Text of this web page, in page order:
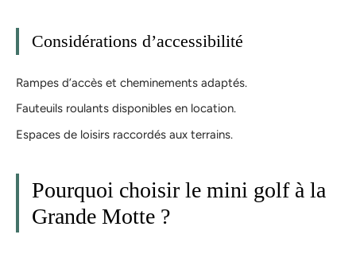
Considérations d’accessibilité
Rampes d’accès et cheminements adaptés.
Fauteuils roulants disponibles en location.
Espaces de loisirs raccordés aux terrains.
Pourquoi choisir le mini golf à la
Grande Motte ?